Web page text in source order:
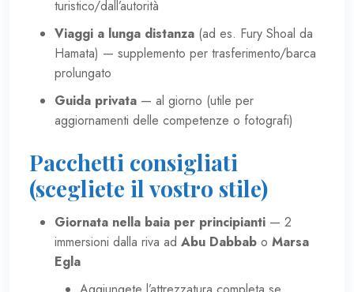
turistico/dall’autorità
Viaggi a lunga distanza (ad es. Fury Shoal da
Hamata) — supplemento per trasferimento/barca
prolungato
Guida privata — al giorno (utile per
aggiornamenti delle competenze o fotografi)
Pacchetti consigliati
(scegliete il vostro stile)
Giornata nella baia per principianti — 2
immersioni dalla riva ad Abu Dabbab o Marsa
Egla